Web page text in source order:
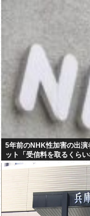
5年前のNHK性加害の出演
ット「受信料を取るくらい